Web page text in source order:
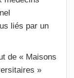
liés par un
de « Maisons
»